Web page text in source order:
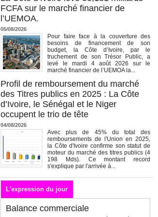
FCFA sur le marché financier de
l’UEMOA.
05/08/2026
Pour faire face à la couverture des
besoins de financement de son
budget, la Côte d’Ivoire, par le
truchement de son Trésor Public, a
levé le mardi 4 août 2026 sur le
marché financier de l’UEMOA la...
Profil de remboursement du marché
des Titres publics en 2025 : La Côte
d’Ivoire, le Sénégal et le Niger
occupent le trio de tête
04/08/2026
Avec plus de 45% du total des
remboursements de l'Union en 2025,
la Côte d'Ivoire confirme son statut de
moteur du marché des titres publics (4
198 Mds). Ce montant record
s'explique par l'arrivée à...
L'expression du jour
Balance commerciale